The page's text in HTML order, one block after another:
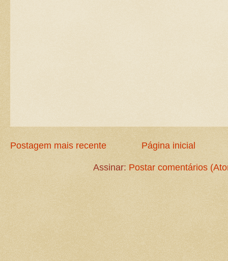
Postagem mais recente Página inicial
Assinar: Postar comentários